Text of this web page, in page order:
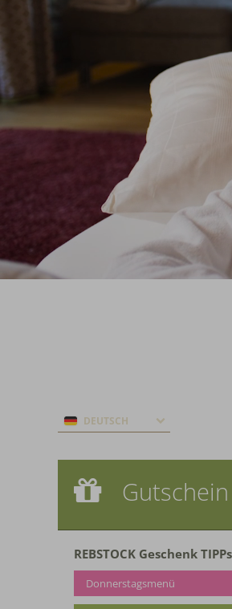
DEUTSCH
Gutschein 1
Gutschein
REBSTOCK Geschenk TIPPs
Donnerstagsmenü